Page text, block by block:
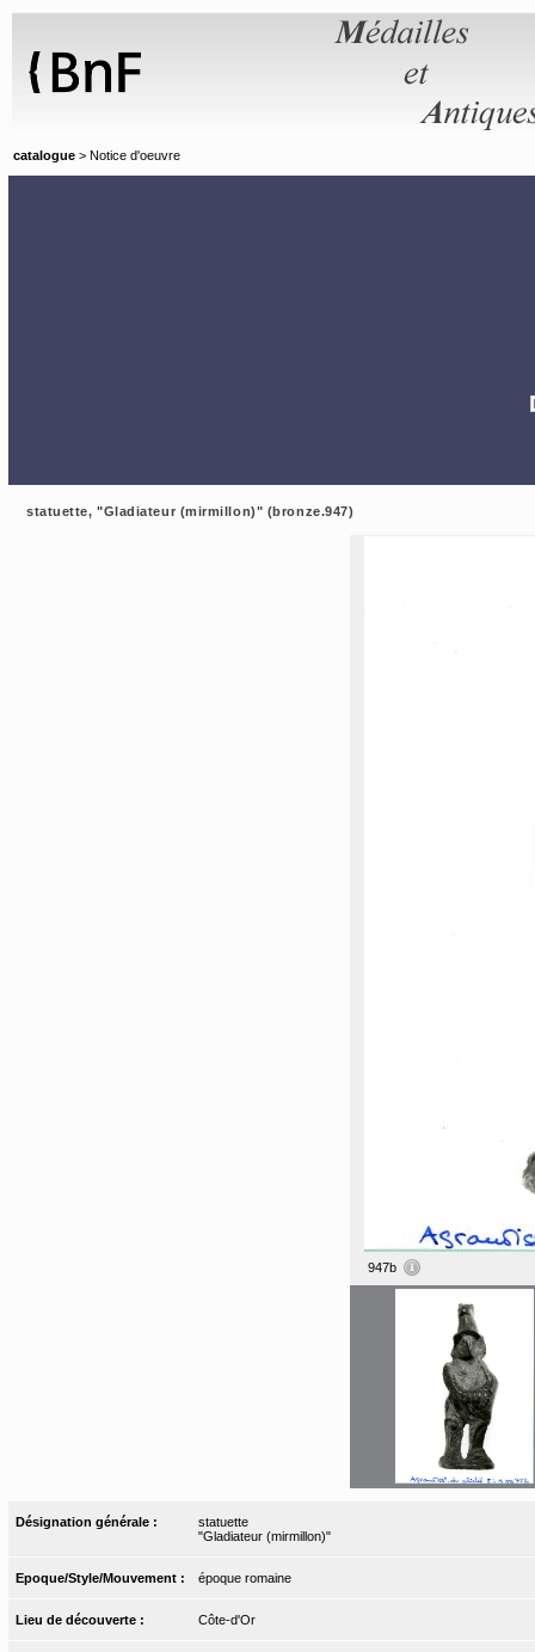
catalogue > Notice d'oeuvre
statuette, "Gladiateur (mirmillon)" (bronze.947)
947b
Désignation générale :
statuette
"Gladiateur (mirmillon)"
Epoque/Style/Mouvement : époque romaine
Lieu de découverte : Côte-d'Or